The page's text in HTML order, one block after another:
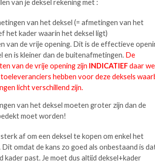
van je deksel rekening met :
van het deksel (= afmetingen van het
het kader waarin het deksel ligt)
van de vrije opening. Dit is de effectieve
en is kleiner dan de buitenafmetingen. De
van de vrije opening zijn INDICATIEFdaar we
hebben voor deze deksels
licht verschillend zijn.
van het deksel moeten groter zijn dan de
moet worden!
af om een deksel te kopen om enkel het
omdat de kans zo goed als onbestaand is
kader past. Je moet dus altijd deksel+kader